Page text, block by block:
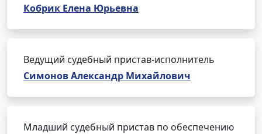
Кобрик Елена Юрьевна
Ведущий судебный пристав-исполнитель
Симонов Александр Михайлович
Младший судебный пристав по обеспечению